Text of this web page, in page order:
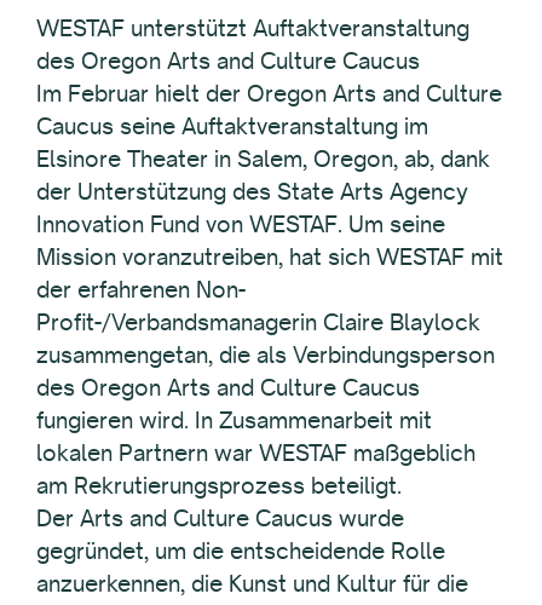
WESTAF unterstützt Auftaktveranstaltung
des Oregon Arts and Culture Caucus
Im Februar hielt der Oregon Arts and Culture
Caucus seine Auftaktveranstaltung im
Elsinore Theater in Salem, Oregon, ab, dank
der Unterstützung des State Arts Agency
Innovation Fund von WESTAF. Um seine
Mission voranzutreiben, hat sich WESTAF mit
der erfahrenen Non-
Profit-/Verbandsmanagerin Claire Blaylock
zusammengetan, die als Verbindungsperson
des Oregon Arts and Culture Caucus
fungieren wird. In Zusammenarbeit mit
lokalen Partnern war WESTAF maßgeblich
am Rekrutierungsprozess beteiligt.
Der Arts and Culture Caucus wurde
gegründet, um die entscheidende Rolle
anzuerkennen, die Kunst und Kultur für die